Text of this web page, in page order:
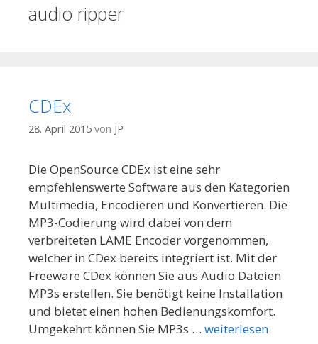
audio ripper
CDEx
28. April 2015 von JP
Die OpenSource CDEx ist eine sehr
empfehlenswerte Software aus den Kategorien
Multimedia, Encodieren und Konvertieren. Die
MP3-Codierung wird dabei von dem
verbreiteten LAME Encoder vorgenommen,
welcher in CDex bereits integriert ist. Mit der
Freeware CDex können Sie aus Audio Dateien
MP3s erstellen. Sie benötigt keine Installation
und bietet einen hohen Bedienungskomfort.
Umgekehrt können Sie MP3s … weiterlesen